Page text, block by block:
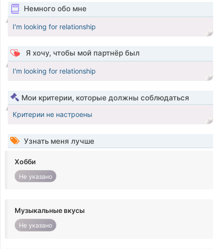
Немного обо мне
I'm looking for relationship
Я хочу, чтобы мой партнёр был
I'm looking for relationship
Мои критерии, которые должны соблюдаться
Критерии не настроены
Узнать меня лучше
Хобби
Не указано
Музыкальные вкусы
Не указано